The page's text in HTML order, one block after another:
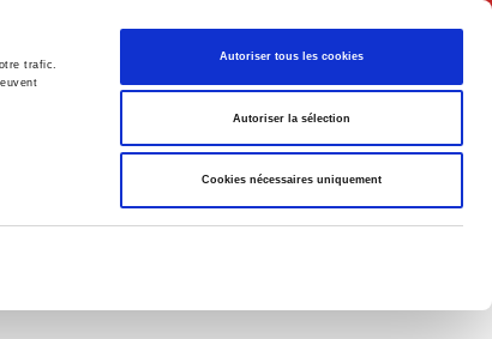
trafic.
Autoriser tous les cookies
Autoriser la sélection
Cookies nécessaires uniquement
Français